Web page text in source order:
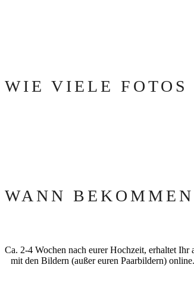
WIE VIELE FOTOS
WANN
Ca. 2-4 Wochen nach eurer Hochzeit, erhaltet
mit den Bildern (außer euren Paarbildern)